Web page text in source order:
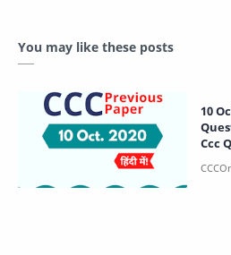
You may like these posts
10
Ccc